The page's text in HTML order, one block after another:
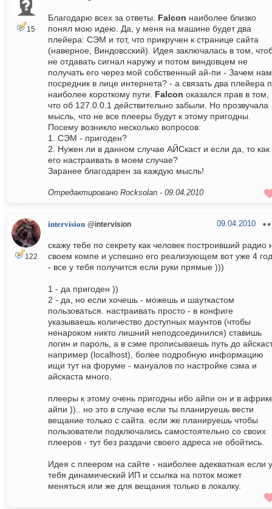
15
Благодарю всех за ответы. Falcon наиболее близко
понял мою идею. Да, у меня на машине будет два
плейера: СЭМ и тот, что прикручен к странице сайта
(наверное, Виндовсский). Идея заключалась в том,
не отдавать сигнал наружу и потом виндовцем не
получать его через мой собственный ай-пи - Зачем нам
посредник в лице интернета? - а связать два плейера
наиболее короткому пути. Falcon оказался прав в том,
что об 127.0.0.1 действительно забыли. Но прозвучала
мысль, что не все плееры будут к этому пригодны.
Посему возникло несколько вопросов:
1. СЭМ - пригоден?
2. Нужен ли в данном случае АЙСкаст и если да, то как
его настраивать в моем случае?
Заранее благодарен за каждую мысль!
Отредактировано Rocksolan - 09.04.2010
122
intervision @intervision 09.04.2010
скажу тебе по секрету как человек построивший радио
своем компе и успешно его реализующем вот уже 4
- все у тебя получится если руки прямые )))
1 - да пригоден ))
2 - да, но если хочешь - можешь и шауткастом
пользоваться. настраивать просто - в конфиге
указываешь количество доступных маунтов (чтобы
ненароком никто лишний неподсоединился) ставишь
логин и пароль, а в сэме прописываешь путь до
например (localhost), более подробную информацию
ищи тут на форуме - мануалов по настройке сэма и
айскаста много.
плееры к этому очень пригодны ибо айпи он и в
айпи )).. но это в случае если ты планируешь вести
вещание только с сайта. если же планируешь чтобы
пользователи подключались самостоятельно со своих
плееров - тут без раздачи своего адреса не обойтись.
Идея с плеером на сайте - наиболее адекватная если у
тебя динамический ИП и ссылка на поток может
меняться или же для вещания только в локалку.